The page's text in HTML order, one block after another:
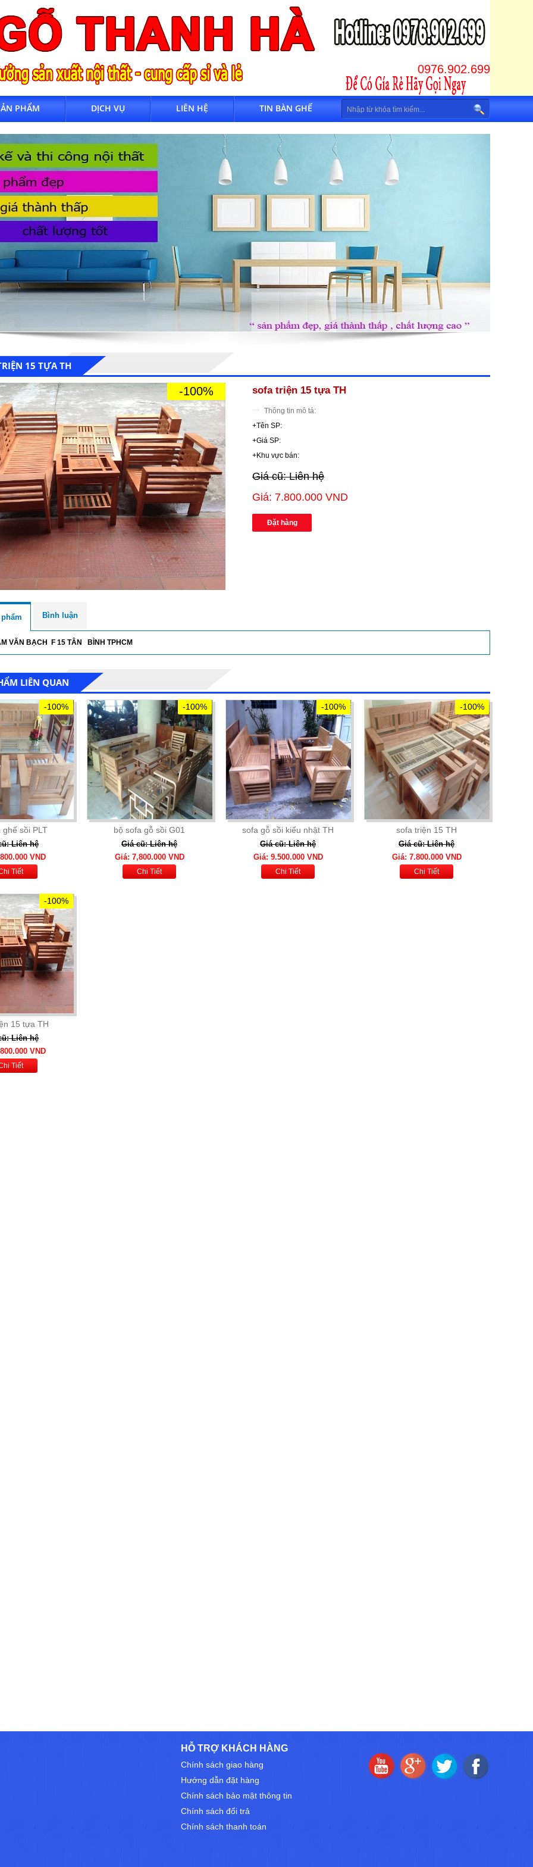
0976.902.699
PHẨM DỊCH VỤ LIÊN HỆ TIN BÀN GHẾ
15 TỰA TH
-100% sofa triện 15 tựa TH
Thông tin mô tả:
+Tên SP:
+Giá SP:
+Khu vực bán:
Giá cũ: Liên hệ
Giá: 7.800.000 VND
Đặt hàng
Bình luận
VĂN BẠCH F 15 TÂN BÌNH TPHCM
LIÊN QUAN
-100%
ghế sồi PLT
Liên hệ
VND
Tiết
-100%
bộ sofa gỗ sồi G01
Giá cũ: Liên hệ
Giá: 7,800.000 VND
Chi Tiết
-100%
sofa gỗ sồi kiểu nhật TH
Giá cũ: Liên hệ
Giá: 9.500.000 VND
Chi Tiết
-100%
sofa triện 15 TH
Giá cũ: Liên hệ
Giá: 7.800.000 VND
Chi Tiết
-100%
15 tựa TH
Liên hệ
VND
Tiết
HỖ TRỢ KHÁCH HÀNG
Chính sách giao hàng
Hướng dẫn đặt hàng
Chính sách bảo mật thông tin
Chính sách đổi trả
Chính sách thanh toán